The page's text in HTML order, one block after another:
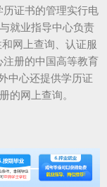
证书的管理实行电
就业指导中心负责
网上查询、认证服
册的中国高等教育
中心还提供学历证
网上查询。